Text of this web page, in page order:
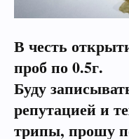
В честь
проб по 0.5г.
Буду
репутацией и
трипы, прошу